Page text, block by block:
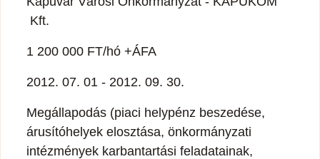
Kft.
1 200 000 FT/hó +ÁFA
2012. 07. 01 - 2012. 09. 30.
Megállapodás (piaci helypénz beszedése,
árusítóhelyek elosztása, önkormányzati
intézmények karbantartási feladatainak,